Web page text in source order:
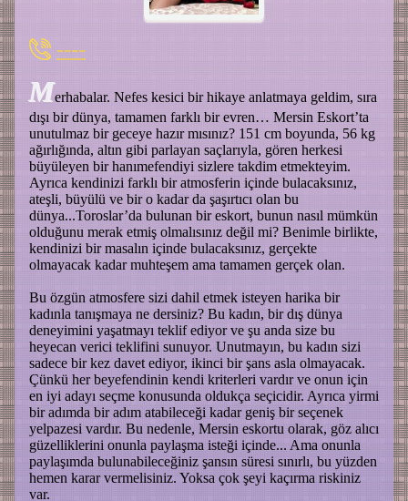
----
Merhabalar. Nefes kesici bir hikaye anlatmaya geldim, sıra
dışı bir dünya, tamamen farklı bir evren… Mersin Eskort’ta
unutulmaz bir geceye hazır mısınız? 151 cm boyunda, 56 kg
ağırlığında, altın gibi parlayan saçlarıyla, gören herkesi
büyüleyen bir hanımefendiyi sizlere takdim etmekteyim.
Ayrıca kendinizi farklı bir atmosferin içinde bulacaksınız,
ateşli, büyülü ve bir o kadar da şaşırtıcı olan bu
dünya...Toroslar’da bulunan bir eskort, bunun nasıl mümkün
olduğunu merak etmiş olmalısınız değil mi? Benimle birlikte,
kendinizi bir masalın içinde bulacaksınız, gerçekte
olmayacak kadar muhteşem ama tamamen gerçek olan.
Bu özgün atmosfere sizi dahil etmek isteyen harika bir
kadınla tanışmaya ne dersiniz? Bu kadın, bir dış dünya
deneyimini yaşatmayı teklif ediyor ve şu anda size bu
heyecan verici teklifini sunuyor. Unutmayın, bu kadın sizi
sadece bir kez davet ediyor, ikinci bir şans asla olmayacak.
Çünkü her beyefendinin kendi kriterleri vardır ve onun için
en iyi adayı seçme konusunda oldukça seçicidir. Ayrıca yirmi
bir adımda bir adım atabileceği kadar geniş bir seçenek
yelpazesi vardır. Bu nedenle, Mersin eskortu olarak, göz alıcı
güzelliklerini onunla paylaşma isteği içinde... Ama onunla
paylaşımda bulunabileceğiniz şansın süresi sınırlı, bu yüzden
hemen karar vermelisiniz. Yoksa çok şeyi kaçırma riskiniz
var.